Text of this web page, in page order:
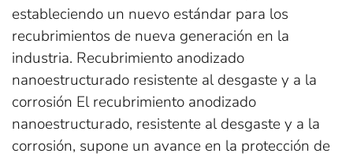
estableciendo un nuevo estándar para los
recubrimientos de nueva generación en la
industria. Recubrimiento anodizado
nanoestructurado resistente al desgaste y a la
corrosión El recubrimiento anodizado
nanoestructurado, resistente al desgaste y a la
corrosión, supone un avance en la protección de